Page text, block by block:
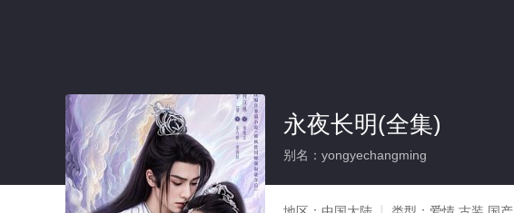
永夜长明(全集)
别名：yongyechangming